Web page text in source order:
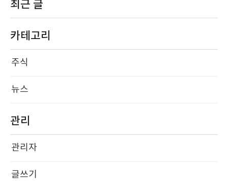
최근 글
카테고리
주식
뉴스
관리
관리자
글쓰기